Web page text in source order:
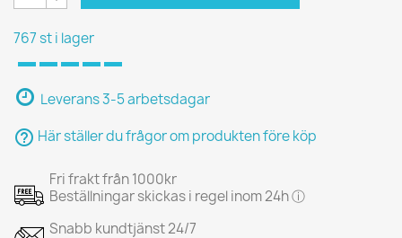
767 st i lager
Leverans 3-5 arbetsdagar
help_outline Här ställer du frågor om produkten före köp
Fri frakt från 1000kr
Beställningar skickas i regel inom 24h ⓘ
Snabb kundtjänst 24/7